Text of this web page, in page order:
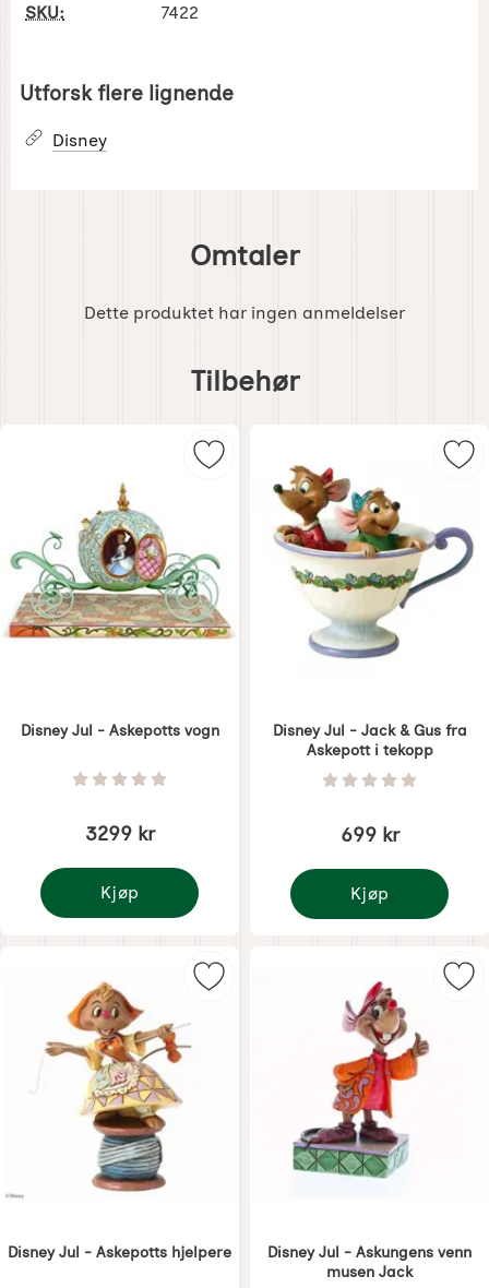
SKU: 7422
Utforsk flere lignende
Disney
Omtaler
Dette produktet har ingen anmeldelser
Tilbehør
Disney Jul - Askepotts vogn
Varenummer 7423Vurdering: 0 Stjerne av 5
3299 kr
Kjøp
Disney Jul - Askepotts vogn
Merk disney Jul - Askepotts vogn
Disney Jul - Jack & Gus fra
Askepott i tekopp
Varenummer 7399Vurdering: 0
699 kr
Kjøp
Disney Jul - Jack &
Disney Jul - Askepotts hjelpere
Merk disney Jul - Askepotts
Disney Jul - Askungens venn
musen Jack